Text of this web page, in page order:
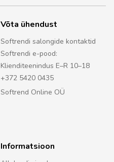
Võta ühendust
Softrendi salongide kontaktid
Softrendi e-pood:
Klienditeenindus E–R 10–18
+372 5420 0435
Softrend Online OÜ
Informatsioon